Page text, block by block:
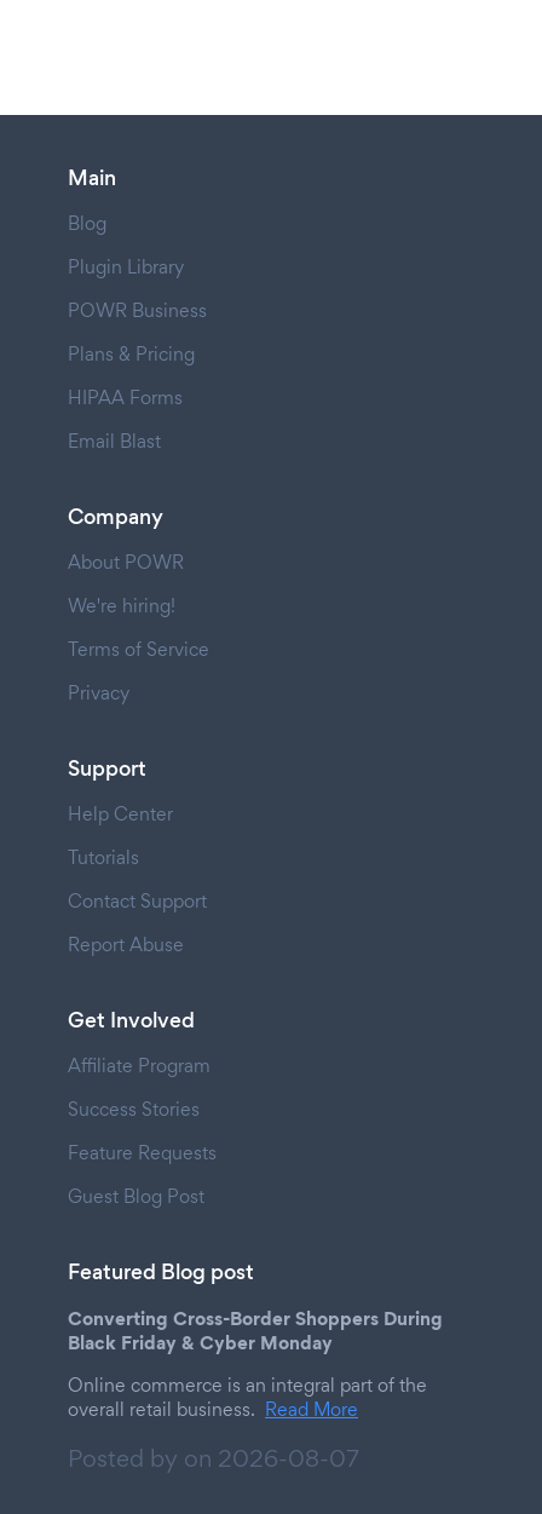
Main
Blog
Plugin Library
POWR Business
Plans & Pricing
HIPAA Forms
Email Blast
Company
About POWR
We're hiring!
Terms of Service
Privacy
Support
Help Center
Tutorials
Contact Support
Report Abuse
Get Involved
Affiliate Program
Success Stories
Feature Requests
Guest Blog Post
Featured Blog post
Converting Cross-Border Shoppers During
Black Friday & Cyber Monday
Online commerce is an integral part of the
overall retail business. Read More
Posted by on 2026-08-07